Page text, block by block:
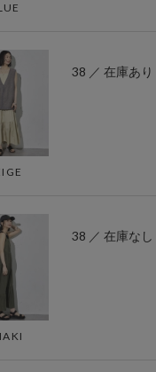
38 ／ 在庫あり
38 ／ 在庫なし